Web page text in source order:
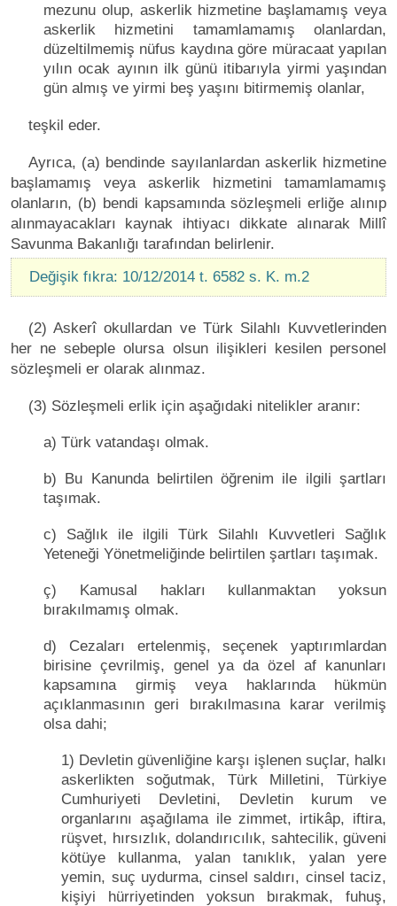
mezunu olup, askerlik hizmetine başlamamış veya
askerlik hizmetini tamamlamamış olanlardan,
düzeltilmemiş nüfus kaydına göre müracaat yapılan
yılın ocak ayının ilk günü itibarıyla yirmi yaşından
gün almış ve yirmi beş yaşını bitirmemiş olanlar,
teşkil eder.
Ayrıca, (a) bendinde sayılanlardan askerlik hizmetine
başlamamış veya askerlik hizmetini tamamlamamış
olanların, (b) bendi kapsamında sözleşmeli erliğe alınıp
alınmayacakları kaynak ihtiyacı dikkate alınarak Millî
Savunma Bakanlığı tarafından belirlenir.
Değişik fıkra: 10/12/2014 t. 6582 s. K. m.2
(2) Askerî okullardan ve Türk Silahlı Kuvvetlerinden
her ne sebeple olursa olsun ilişikleri kesilen personel
sözleşmeli er olarak alınmaz.
(3) Sözleşmeli erlik için aşağıdaki nitelikler aranır:
a) Türk vatandaşı olmak.
b) Bu Kanunda belirtilen öğrenim ile ilgili şartları
taşımak.
c) Sağlık ile ilgili Türk Silahlı Kuvvetleri Sağlık
Yeteneği Yönetmeliğinde belirtilen şartları taşımak.
ç) Kamusal hakları kullanmaktan yoksun
bırakılmamış olmak.
d) Cezaları ertelenmiş, seçenek yaptırımlardan
birisine çevrilmiş, genel ya da özel af kanunları
kapsamına girmiş veya haklarında hükmün
açıklanmasının geri bırakılmasına karar verilmiş
olsa dahi;
1) Devletin güvenliğine karşı işlenen suçlar, halkı
askerlikten soğutmak, Türk Milletini, Türkiye
Cumhuriyeti Devletini, Devletin kurum ve
organlarını aşağılama ile zimmet, irtikâp, iftira,
rüşvet, hırsızlık, dolandırıcılık, sahtecilik, güveni
kötüye kullanma, yalan tanıklık, yalan yere
yemin, suç uydurma, cinsel saldırı, cinsel taciz,
kişiyi hürriyetinden yoksun bırakmak, fuhuş,